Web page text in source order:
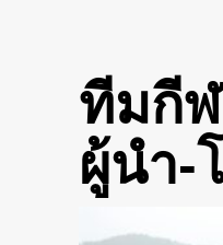
ทีมกีฬ
ผู้นำ-